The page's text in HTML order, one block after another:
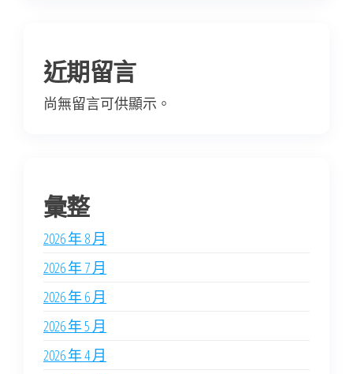
近期留言
尚無留言可供顯示。
彙整
2026 年 8 月
2026 年 7 月
2026 年 6 月
2026 年 5 月
2026 年 4 月